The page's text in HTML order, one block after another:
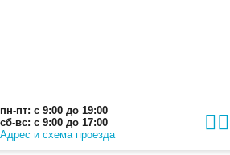
пн-пт: с 9:00 до 19:00
сб-вс: с 9:00 до 17:00
Адрес и схема проезда